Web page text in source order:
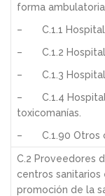
forma ambulatoria.
– C.1.1
– C.1.2
– C.1.3
– C.1.4
toxicomanías.
– C.1.90 Otros
C.2 Proveedores
centros sanitarios
promoción de la